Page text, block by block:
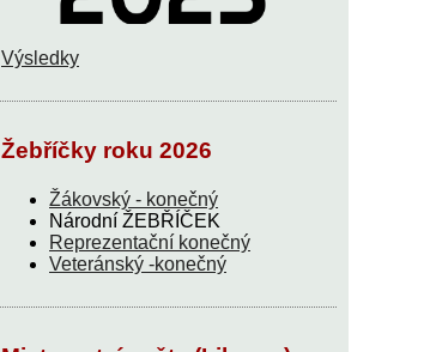
Výsledky
Žebříčky roku 2026
Žákovský - konečný
Národní ŽEBŘÍČEK
Reprezentační konečný
Veteránský -konečný